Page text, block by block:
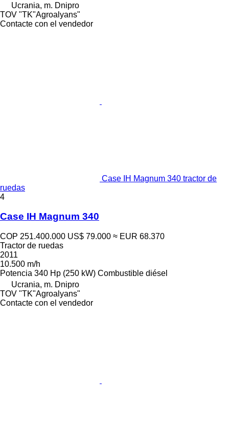
Ucrania, m. Dnipro
TOV "TK"Agroalyans"
Contacte con el vendedor
Case IH Magnum 340 tractor de
ruedas
4
Case IH Magnum 340
COP 251.400.000 US$ 79.000 ≈ EUR 68.370
Tractor de ruedas
2011
10.500 m/h
Potencia 340 Hp (250 kW) Combustible diésel
Ucrania, m. Dnipro
TOV "TK"Agroalyans"
Contacte con el vendedor